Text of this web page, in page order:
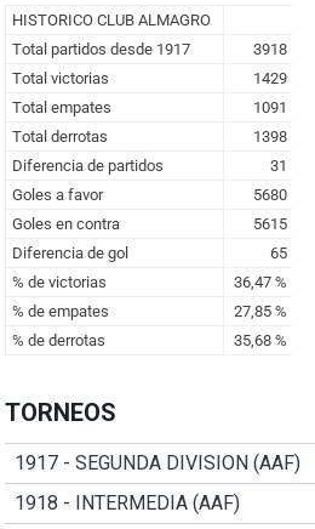
TORNEOS
1917 - SEGUNDA DIVISION (AAF)
1918 - INTERMEDIA (AAF)